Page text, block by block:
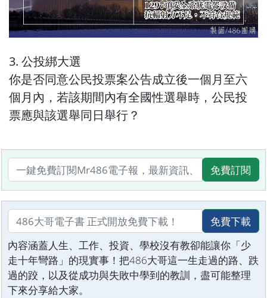
3. 公投綁大選
你是否同意公民投票案公告成立後一個月至六
個月內，若該期間內有全國性選舉時，公民投
票應與該選舉同日舉行？
免費訂閱
免費下載
內容涵蓋人生、工作、投資、學校沒有教卻能讓你「少
走十年彎路」的現實事！把486大哥這一生走過的路、跌
過的跤，以及從成功與失敗中學到的教訓，盡可能整理
下來分享給大家。